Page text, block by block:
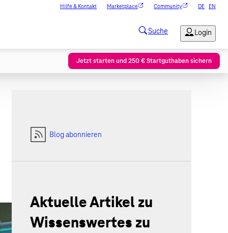
Hilfe & Kontakt Marketplace Community DE EN
Jetzt starten und 250 € Startguthaben sichern
Blog abonnieren
Aktuelle Artikel zu
Wissenswertes zu